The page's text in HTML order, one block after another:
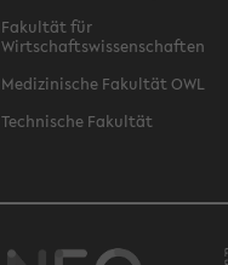
Fakultät für
Wirtschaftswissenschaften
Medizinische Fakultät OWL
Technische Fakultät